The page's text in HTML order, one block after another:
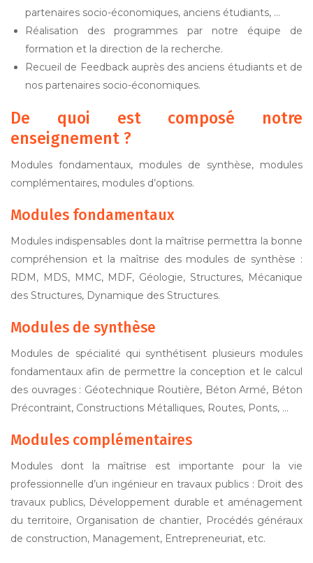
partenaires socio-économiques, anciens étudiants, …
Réalisation des programmes par notre équipe de
formation et la direction de la recherche.
Recueil de Feedback auprès des anciens étudiants et de
nos partenaires socio-économiques.
De quoi est composé notre
enseignement ?
Modules fondamentaux, modules de synthèse, modules
complémentaires, modules d’options.
Modules fondamentaux
Modules indispensables dont la maîtrise permettra la bonne
compréhension et la maîtrise des modules de synthèse :
RDM, MDS, MMC, MDF, Géologie, Structures, Mécanique
des Structures, Dynamique des Structures.
Modules de synthèse
Modules de spécialité qui synthétisent plusieurs modules
fondamentaux afin de permettre la conception et le calcul
des ouvrages : Géotechnique Routière, Béton Armé, Béton
Précontraint, Constructions Métalliques, Routes, Ponts, …
Modules complémentaires
Modules dont la maîtrise est importante pour la vie
professionnelle d’un ingénieur en travaux publics : Droit des
travaux publics, Développement durable et aménagement
du territoire, Organisation de chantier, Procédés généraux
de construction, Management, Entrepreneuriat, etc.